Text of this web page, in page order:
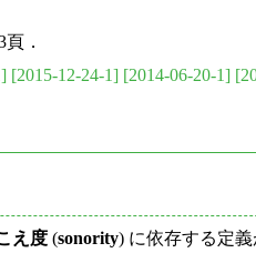
．
[2015-12-24-1] [2014-06-20-1]
え度 (sonority) に依存する定